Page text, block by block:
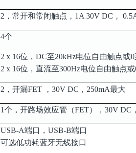
2，常开和常闭触点，1A 30V DC，
4个
2 x 16位，DC至20kHz电位自由触点或
2 x 16位，直流至300Hz电位自由触点
2，开漏FET ，30V DC，250mA最大
1个，开路场效应管（FET），30V DC
USB-A端口，USB-B端口
可选低功耗蓝牙无线接口